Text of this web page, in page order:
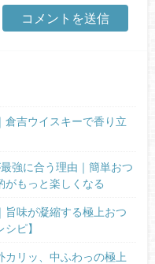
倉吉ウイスキーで香り立
強に合う理由｜簡単おつ
がもっと楽しくなる
旨味が凝縮する極上おつ
ピ】
カリッ、中ふわっの極上